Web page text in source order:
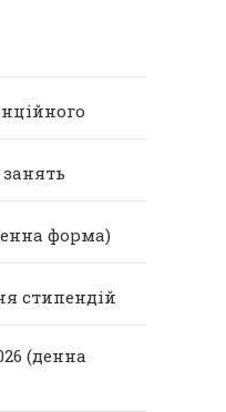
форма)
стипендій
(денна